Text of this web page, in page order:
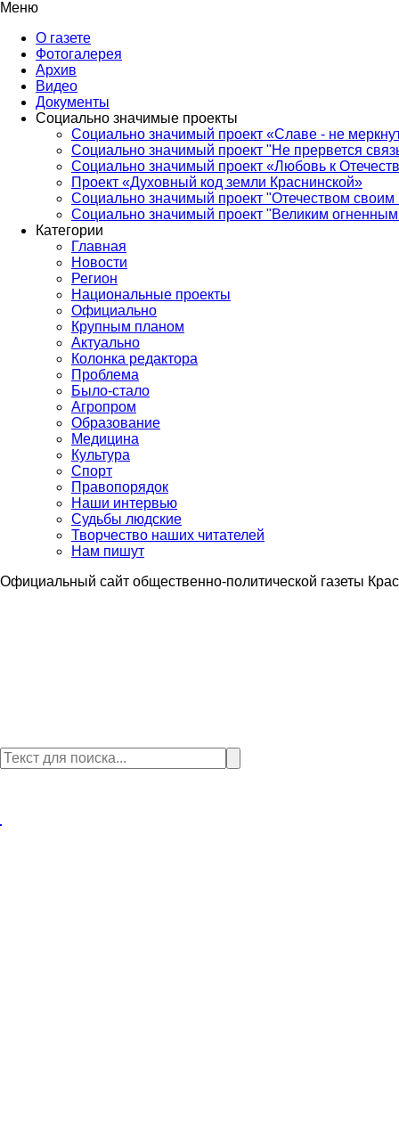
Меню
О газете
Фотогалерея
Архив
Видео
Документы
Социально значимые проекты
Социально значимый проект «Славе - не
Социально значимый проект "Не прервется
Социально значимый проект «Любовь к
Проект «Духовный код земли Краснинской»
Социально значимый проект "Отечеством своим
Социально значимый проект "Великим
Категории
Главная
Новости
Регион
Национальные проекты
Официально
Крупным планом
Актуально
Колонка редактора
Проблема
Было-стало
Агропром
Образование
Медицина
Культура
Спорт
Правопорядок
Наши интервью
Судьбы людские
Творчество наших читателей
Нам пишут
Официальный сайт общественно-политической газеты